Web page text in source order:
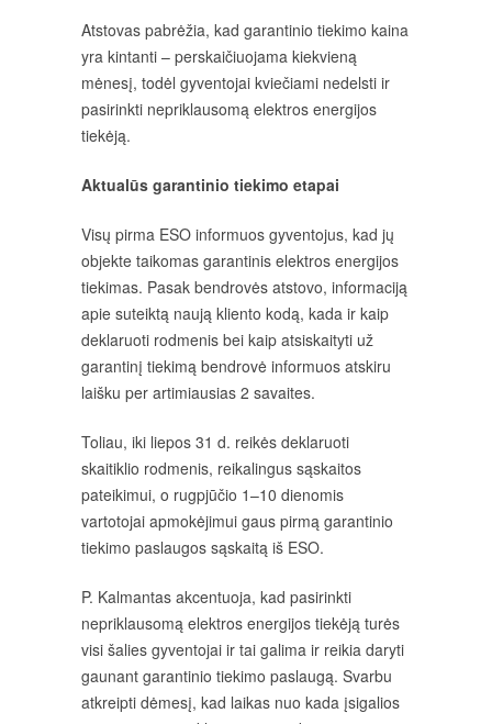
Atstovas pabrėžia, kad garantinio tiekimo kaina
yra kintanti – perskaičiuojama kiekvieną
mėnesį, todėl gyventojai kviečiami nedelsti ir
pasirinkti nepriklausomą elektros energijos
tiekėją.
Aktualūs garantinio tiekimo etapai
Visų pirma ESO informuos gyventojus, kad jų
objekte taikomas garantinis elektros energijos
tiekimas. Pasak bendrovės atstovo, informaciją
apie suteiktą naują kliento kodą, kada ir kaip
deklaruoti rodmenis bei kaip atsiskaityti už
garantinį tiekimą bendrovė informuos atskiru
laišku per artimiausias 2 savaites.
Toliau, iki liepos 31 d. reikės deklaruoti
skaitiklio rodmenis, reikalingus sąskaitos
pateikimui, o rugpjūčio 1–10 dienomis
vartotojai apmokėjimui gaus pirmą garantinio
tiekimo paslaugos sąskaitą iš ESO.
P. Kalmantas akcentuoja, kad pasirinkti
nepriklausomą elektros energijos tiekėją turės
visi šalies gyventojai ir tai galima ir reikia daryti
gaunant garantinio tiekimo paslaugą. Svarbu
atkreipti dėmesį, kad laikas nuo kada įsigalios